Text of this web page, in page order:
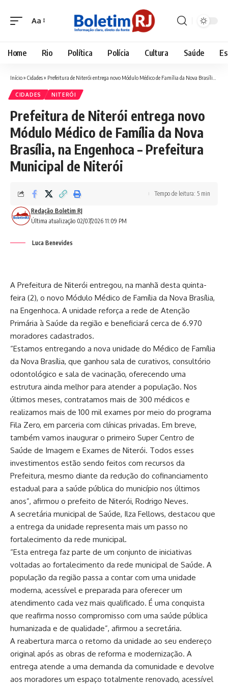
Font
Aa
Home Rio Política Polícia Cultura Saúde
Início» Cidades» Prefeitura de Niterói entrega novo Módulo Médico de Família da Nova Brasília, na Engenhoca – Prefeitura Municipal de Niterói
CIDADES NITERÓI
Prefeitura de Niterói entrega novo
Módulo Médico de Família da Nova
Brasília, na Engenhoca – Prefeitura
Municipal de Niterói
Última atualização 02/07/2026 11:09 PM
Redação Boletim RJ
Tempo de leitura: 5 min
Luca Benevides
A Prefeitura de Niterói entregou, na manhã desta quinta-
feira (2), o novo Módulo Médico de Família da Nova Brasília,
na Engenhoca. A unidade reforça a rede de Atenção
Primária à Saúde da região e beneficiará cerca de 6.970
moradores cadastrados.
“Estamos entregando a nova unidade do Médico de Família
da Nova Brasília, que ganhou sala de curativos, consultório
odontológico e sala de vacinação, oferecendo uma
estrutura ainda melhor para atender a população. Nos
últimos meses, contratamos mais de 300 médicos e
realizamos mais de 100 mil exames por meio do programa
Fila Zero, em parceria com clínicas privadas. Em breve,
também vamos inaugurar o primeiro Super Centro de
Saúde de Imagem e Exames de Niterói. Todos esses
investimentos estão sendo feitos com recursos da
Prefeitura, mesmo diante da redução do cofinanciamento
estadual para a saúde pública do município nos últimos
anos”, afirmou o prefeito de Niterói, Rodrigo Neves.
A secretária municipal de Saúde, Ilza Fellows, destacou que
a entrega da unidade representa mais um passo no
fortalecimento da rede municipal.
“Esta entrega faz parte de um conjunto de iniciativas
voltadas ao fortalecimento da rede municipal de Saúde. A
população da região passa a contar com uma unidade
moderna, acessível e preparada para oferecer um
atendimento cada vez mais qualificado. É uma conquista
que reafirma nosso compromisso com uma saúde pública
humanizada e de qualidade”, afirmou a secretária.
A reabertura marca o retorno da unidade ao seu endereço
original após as obras de reforma e modernização. A
entrega atende a uma demanda da comunidade e devolve
aos moradores um espaço totalmente renovado, acessível